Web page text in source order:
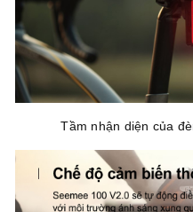
Tầm nhận diện của